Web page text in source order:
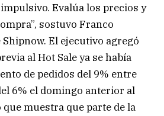
Evalúa los precios y
sostuvo Franco
Shipnow. El ejecutivo agregó
al Hot Sale ya se había
de pedidos del 9% entre
6% el domingo anterior al
muestra que parte de la